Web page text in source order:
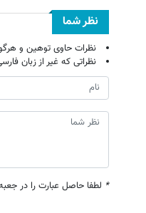
نظر شما
نظرات حاوی توهین و
نظراتی که غیر از زبان
* لطفا حاصل عبارت را در